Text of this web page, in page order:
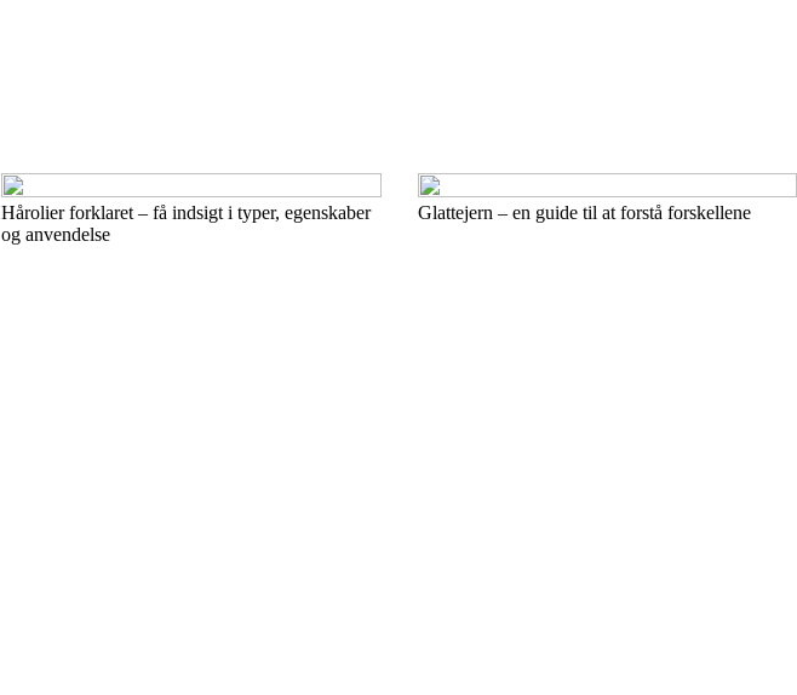
Hårolier forklaret – få indsigt i typer, egenskaber
og anvendelse
Glattejern – en guide til at forstå forskellene